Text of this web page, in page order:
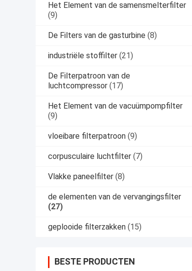
Het Element van de samensmelterfilter
(9)
De Filters van de gasturbine (8)
industriële stoffilter (21)
De Filterpatroon van de
luchtcompressor (17)
Het Element van de vacuümpompfilter
(9)
vloeibare filterpatroon (9)
corpusculaire luchtfilter (7)
Vlakke paneelfilter (8)
de elementen van de vervangingsfilter
(27)
geplooide filterzakken (15)
BESTE PRODUCTEN